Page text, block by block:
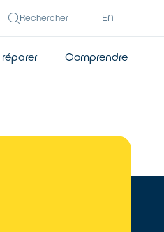
Rechercher EN
Comprendre